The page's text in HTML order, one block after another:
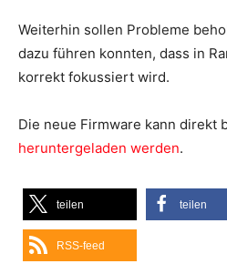
Weiterhin sollen Probleme
dazu führen konnten, dass in
korrekt fokussiert wird.
Die neue Firmware kann direkt
heruntergeladen werden.
teilen teilen
RSS-feed